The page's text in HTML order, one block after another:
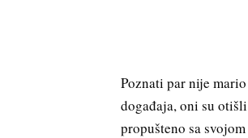
Poznati par nije
događaja, oni su
propušteno sa